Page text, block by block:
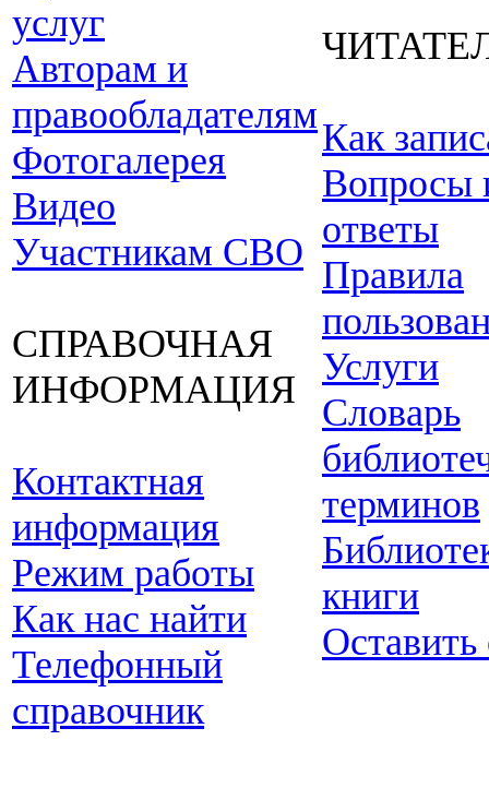
услуг
Авторам и
правообладателям
Фотогалерея
Видео
Участникам СВО
СПРАВОЧНАЯ
ИНФОРМАЦИЯ
Контактная
информация
Режим работы
Как нас найти
Телефонный
справочник
Как
Вопросы
ответы
Правила
Услуги
Словарь
терминов
книги
Оставить